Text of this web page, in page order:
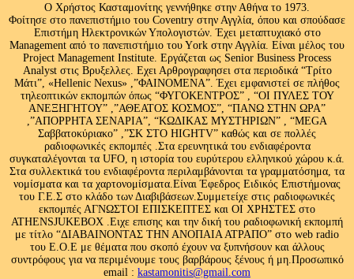
Ο Χρήστος Κασταμονίτης γεννήθηκε στην Αθήνα το 1973.
Φοίτησε στο πανεπιστήμιο του Coventry στην Αγγλία, όπου και σπούδασε
Επιστήμη Ηλεκτρονικών Υπολογιστών. Έχει μεταπτυχιακό στο
Management από το πανεπιστήμιο του Υork στην Αγγλία. Είναι μέλος του
Project Management Institute. Εργάζεται ως Senior Business Process
Analyst στις Βρυξελλες. Εχει Αρθρογραφησει στα περιοδικά “Τρίτο
Μάτι”, «Hellenic Nexus» ,”ΦΑΙΝΟΜΕΝΑ”. Έχει εμφανιστεί σε πλήθος
τηλεοπτικών εκπομπών όπως “ΦΥΓΟΚΕΝΤΡΟΣ” , “ΟΙ ΠΥΛΕΣ ΤΟΥ
ΑΝΕΞΗΓΗΤΟΥ” ,”ΑΘΕΑΤΟΣ ΚΟΣΜΟΣ”, “ΠΑΝΩ ΣΤΗΝ ΩΡΑ”
,”ΑΠΟΡΡΗΤΑ ΣΕΝΑΡΙΑ”, “ΚΩΔΙΚΑΣ ΜΥΣΤΗΡΙΩΝ” , “MEGA
Σαββατοκύριακο” ,”ΣΚ ΣΤΟ HIGHTV” καθώς και σε πολλές
ραδιοφωνικές εκπομπές .Στα ερευνητικά του ενδιαφέροντα
συγκαταλέγονται τα UFO, η ιστορία του ευρύτερου ελληνικού χώρου κ.ά.
Στα συλλεκτικά του ενδιαφέροντα περιλαμβάνονται τα γραμματόσημα, τα
νομίσματα και τα χαρτονομίσματα.Είναι Έφεδρος Ειδικός Επιστήμονας
του Γ.Ε.Σ στο κλάδο των Διαβιβάσεων.Συμμετείχε στις ραδιοφωνικές
εκπομπές ΑΓΝΩΣΤΟΙ ΕΠΙΣΚΕΠΤΕΣ και ΟΙ ΧΡΗΣΤΕΣ στο
ATHENSJUKEBOX .Ειχε επισης και την δική του ραδιοφωνική εκπομπή
με τίτλο “ΔΙΑΒΑΙΝΟΝΤΑΣ ΤΗΝ ΑΝΟΠΑΙΑ ΑΤΡΑΠΟ” στο web radio
του Ε.Ο.Ε με θέματα που σκοπό έχουν να ξυπνήσουν και άλλους
συντρόφους για να περιμένουμε τους βαρβάρους ξένους ή μη.Προσωπικό
email : kastamonitis@gmail.com